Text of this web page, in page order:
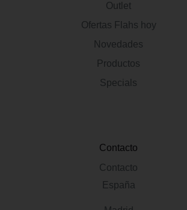
Outlet
Ofertas Flahs hoy
Novedades
Productos
Specials
Contacto
Contacto
España